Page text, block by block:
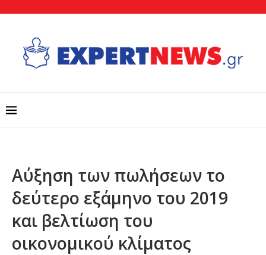
Αύξηση των πωλήσεων το
δεύτερο εξάμηνο του 2019
και βελτίωση του
οικονομικού κλίματος